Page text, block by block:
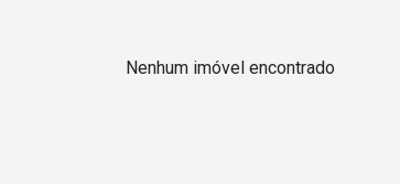
Nenhum imóvel encontrado